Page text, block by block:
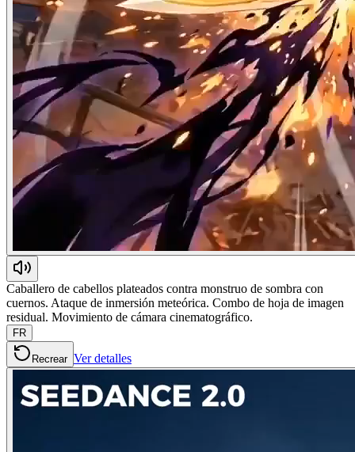
Caballero de cabellos plateados contra monstruo de sombra con
cuernos. Ataque de inmersión meteórica. Combo de hoja de imagen
residual. Movimiento de cámara cinematográfico.
FR
Recrear Ver detalles